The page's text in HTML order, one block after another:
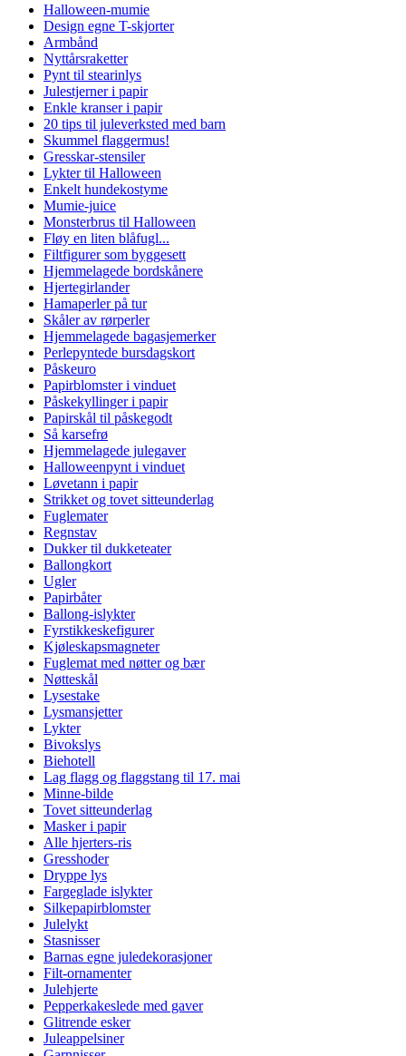
Halloween-mumie
Design egne T-skjorter
Armbånd
Nyttårsraketter
Pynt til stearinlys
Julestjerner i papir
Enkle kranser i papir
20 tips til juleverksted med barn
Skummel flaggermus!
Gresskar-stensiler
Lykter til Halloween
Enkelt hundekostyme
Mumie-juice
Monsterbrus til Halloween
Fløy en liten blåfugl...
Filtfigurer som byggesett
Hjemmelagede bordskånere
Hjertegirlander
Hamaperler på tur
Skåler av rørperler
Hjemmelagede bagasjemerker
Perlepyntede bursdagskort
Påskeuro
Papirblomster i vinduet
Påskekyllinger i papir
Papirskål til påskegodt
Så karsefrø
Hjemmelagede julegaver
Halloweenpynt i vinduet
Løvetann i papir
Strikket og tovet sitteunderlag
Fuglemater
Regnstav
Dukker til dukketeater
Ballongkort
Ugler
Papirbåter
Ballong-islykter
Fyrstikkeskefigurer
Kjøleskapsmagneter
Fuglemat med nøtter og bær
Nøtteskål
Lysestake
Lysmansjetter
Lykter
Bivokslys
Biehotell
Lag flagg og flaggstang til 17. mai
Minne-bilde
Tovet sitteunderlag
Masker i papir
Alle hjerters-ris
Gresshoder
Dryppe lys
Fargeglade islykter
Silkepapirblomster
Julelykt
Stasnisser
Barnas egne juledekorasjoner
Filt-ornamenter
Julehjerte
Pepperkakeslede med gaver
Glitrende esker
Juleappelsiner